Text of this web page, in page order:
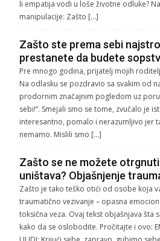
li empatija vodi u loše životne odluke?
manipulacije: Zašto […]
Zašto ste prema sebi
prestanete da budete
Pre mnogo godina, prijatelj mojih
Na odlasku se pozdravio sa svakim od
prodornim značajnim pogledom uz
sebi!“. Smejali smo se tome, zvučalo je
interesantno, pomalo i nerazumljivo jer
nemamo. Mislili smo […]
Zašto se ne možete
uništava? Objašnjenje
Zašto je tako teško otići od osobe koja
traumatično vezivanje – opasna
toksična veza. Ovaj tekst objašnjava šta
kako da se oslobodite. Pročitajte i ovo: